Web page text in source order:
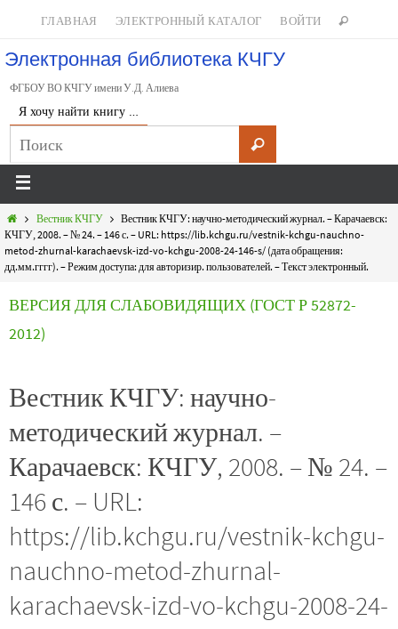
ГЛАВНАЯ ЭЛЕКТРОННЫЙ КАТАЛОГ ВОЙТИ
Электронная библиотека КЧГУ
ФГБОУ ВО КЧГУ имени У.Д. Алиева
Я хочу найти книгу …
Вестник КЧГУ
Вестник КЧГУ: научно-методический журнал. – Карачаевск:
КЧГУ, 2008. – № 24. – 146 с. – URL: https://lib.kchgu.ru/vestnik-kchgu-nauchno-
metod-zhurnal-karachaevsk-izd-vo-kchgu-2008-24-146-s/ (дата обращения:
дд.мм.гггг). – Режим доступа: для авторизир. пользователей. – Текст электронный.
ВЕРСИЯ ДЛЯ СЛАБОВИДЯЩИХ (ГОСТ Р 52872-
2012)
Вестник КЧГУ: научно-
методический журнал. –
Карачаевск: КЧГУ, 2008. – № 24. –
146 с. – URL:
https://lib.kchgu.ru/vestnik-kchgu-
nauchno-metod-zhurnal-
karachaevsk-izd-vo-kchgu-2008-24-